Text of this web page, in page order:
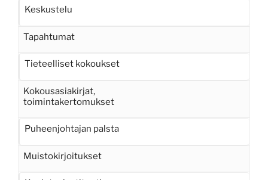
Keskustelu
Tapahtumat
Tieteelliset kokoukset
Kokousasiakirjat,
toimintakertomukset
Puheenjohtajan palsta
Muistokirjoitukset